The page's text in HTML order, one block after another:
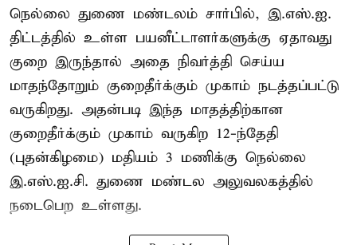
நெல்லை துணை மண்டலம் சார்பில், இ.எஸ்.ஐ.
திட்டத்தில் உள்ள பயனீட்டாளர்களுக்கு ஏதாவது
குறை இருந்தால் அதை நிவர்த்தி செய்ய
மாதந்தோறும் குறைதீர்க்கும் முகாம் நடத்தப்பட்டு
வருகிறது. அதன்படி இந்த மாதத்திற்கான
குறைதீர்க்கும் முகாம் வருகிற 12-ந்தேதி
(புதன்கிழமை) மதியம் 3 மணிக்கு நெல்லை
இ.எஸ்.ஐ.சி. துணை மண்டல அலுவலகத்தில்
நடைபெற உள்ளது.